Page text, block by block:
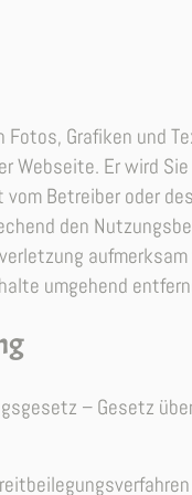
Grafiken und
Webseite. Er wird
Betreiber oder
den
umgehend
– Gesetz